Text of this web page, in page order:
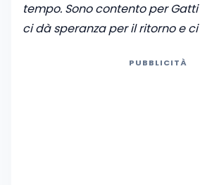
tempo. Sono contento per
ci dà speranza per il ritorno e ci
PUBBLICITÀ